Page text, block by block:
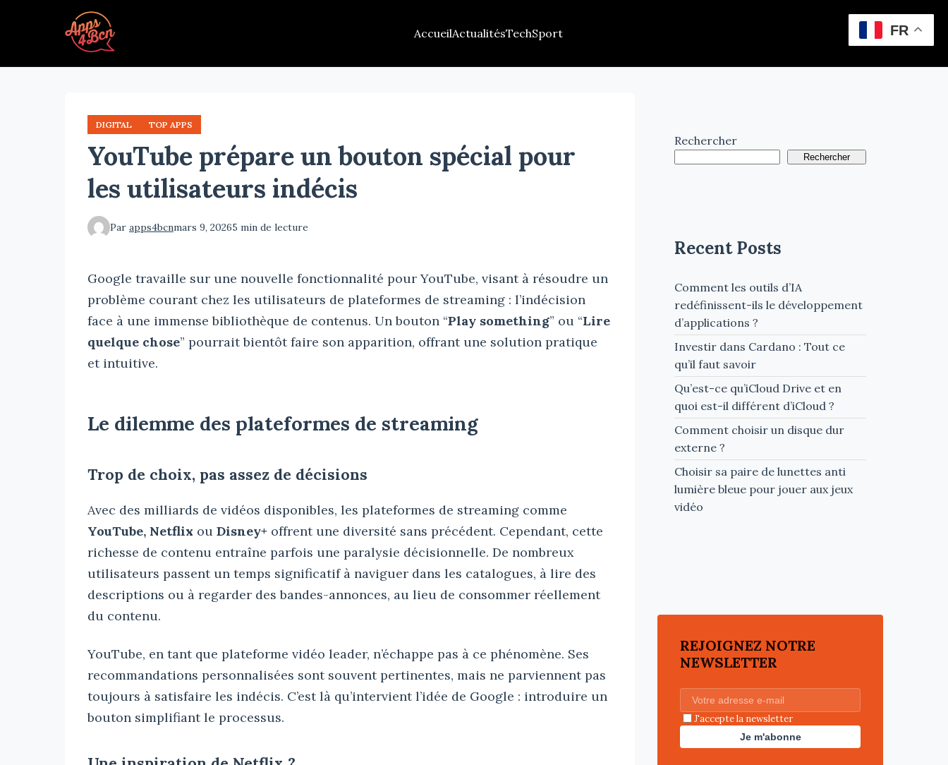
AccueilActualitésTechSport
DIGITAL TOP APPS
YouTube prépare un bouton spécial pour
les utilisateurs indécis
Par apps4bcnmars 9, 20265 min de lecture
Google travaille sur une nouvelle fonctionnalité pour YouTube, visant à résoudre un
problème courant chez les utilisateurs de plateformes de streaming : l’indécision
face à une immense bibliothèque de contenus. Un bouton “Play something” ou “Lire
quelque chose” pourrait bientôt faire son apparition, offrant une solution pratique
et intuitive.
Le dilemme des plateformes de streaming
Trop de choix, pas assez de décisions
Avec des milliards de vidéos disponibles, les plateformes de streaming comme
YouTube, Netflix ou Disney+ offrent une diversité sans précédent. Cependant, cette
richesse de contenu entraîne parfois une paralysie décisionnelle. De nombreux
utilisateurs passent un temps significatif à naviguer dans les catalogues, à lire des
descriptions ou à regarder des bandes-annonces, au lieu de consommer réellement
du contenu.
YouTube, en tant que plateforme vidéo leader, n’échappe pas à ce phénomène. Ses
recommandations personnalisées sont souvent pertinentes, mais ne parviennent pas
toujours à satisfaire les indécis. C’est là qu’intervient l’idée de Google : introduire un
bouton simplifiant le processus.
Rechercher
Rechercher
Recent Posts
Comment les outils d’IA
redéfinissent-ils le développement
d’applications ?
Investir dans Cardano : Tout ce
qu’il faut savoir
Qu’est-ce qu’iCloud Drive et en
quoi est-il différent d’iCloud ?
Comment choisir un disque dur
externe ?
Choisir sa paire de lunettes anti
lumière bleue pour jouer aux jeux
vidéo
REJOIGNEZ NOTRE
NEWSLETTER
J'accepte la newsletter
Je m'abonne
FR